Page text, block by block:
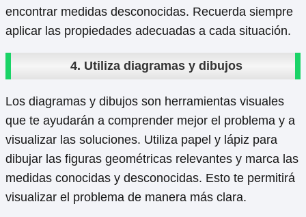
encontrar medidas desconocidas. Recuerda siempre
aplicar las propiedades adecuadas a cada situación.
4. Utiliza diagramas y dibujos
Los diagramas y dibujos son herramientas visuales
que te ayudarán a comprender mejor el problema y a
visualizar las soluciones. Utiliza papel y lápiz para
dibujar las figuras geométricas relevantes y marca las
medidas conocidas y desconocidas. Esto te permitirá
visualizar el problema de manera más clara.